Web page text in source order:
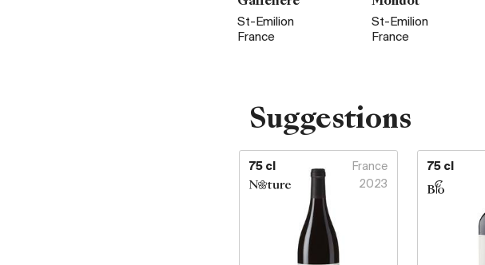
St-Emilion
France
St-Emilion
France
Suggestions
75 cl
France
2023
75 cl